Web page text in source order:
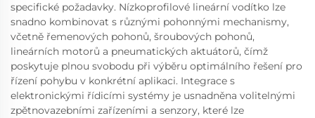
specifické požadavky. Nízkoprofilové lineární vodítko lze
snadno kombinovat s různými pohonnými mechanismy,
včetně řemenových pohonů, šroubových pohonů,
lineárních motorů a pneumatických aktuátorů, čímž
poskytuje plnou svobodu při výběru optimálního řešení pro
řízení pohybu v konkrétní aplikaci. Integrace s
elektronickými řídicími systémy je usnadněna volitelnými
zpětnovazebními zařízeními a senzory, které lze